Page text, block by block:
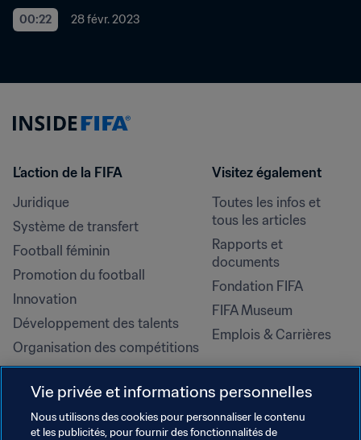
00:22 28 févr. 2023
L’action de la FIFA
Juridique
Système de transfert
Football féminin
Promotion du football
Innovation
Développement des talents
Organisation des compétitions
Développement durable
Droits de l'homme et lutte contre
la discrimination
Visitez également
Toutes les infos et
tous les articles
Rapports et
documents
Fondation FIFA
FIFA Museum
Emplois & Carrières
Vie privée et informations personnelles
Nous utilisons des cookies pour personnaliser le contenu
et les publicités, pour fournir des fonctionnalités de